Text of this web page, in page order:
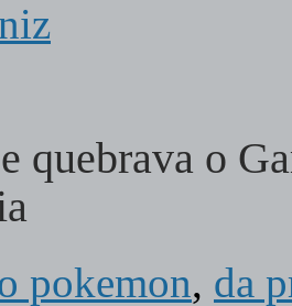
quebrava o
pokemon, da